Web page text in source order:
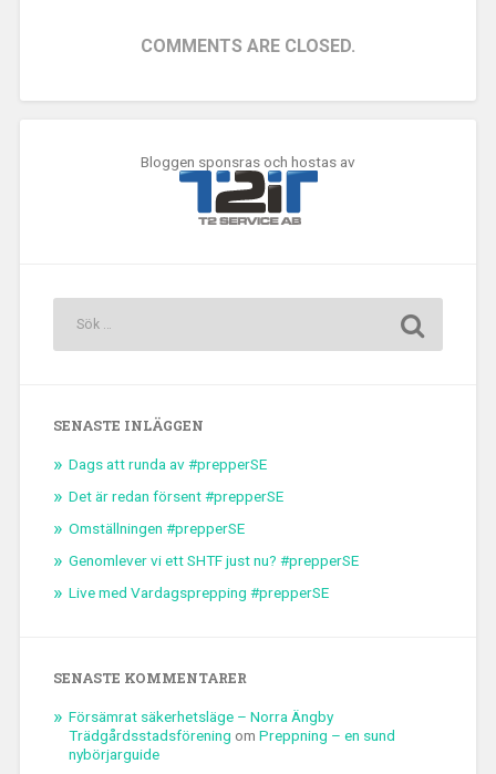
COMMENTS ARE CLOSED.
Bloggen sponsras och hostas av
SENASTE INLÄGGEN
Dags att runda av #prepperSE
Det är redan försent #prepperSE
Omställningen #prepperSE
Genomlever vi ett SHTF just nu? #prepperSE
Live med Vardagsprepping #prepperSE
SENASTE KOMMENTARER
Försämrat säkerhetsläge – Norra Ängby
Trädgårdsstadsförening om Preppning – en sund
nybörjarguide